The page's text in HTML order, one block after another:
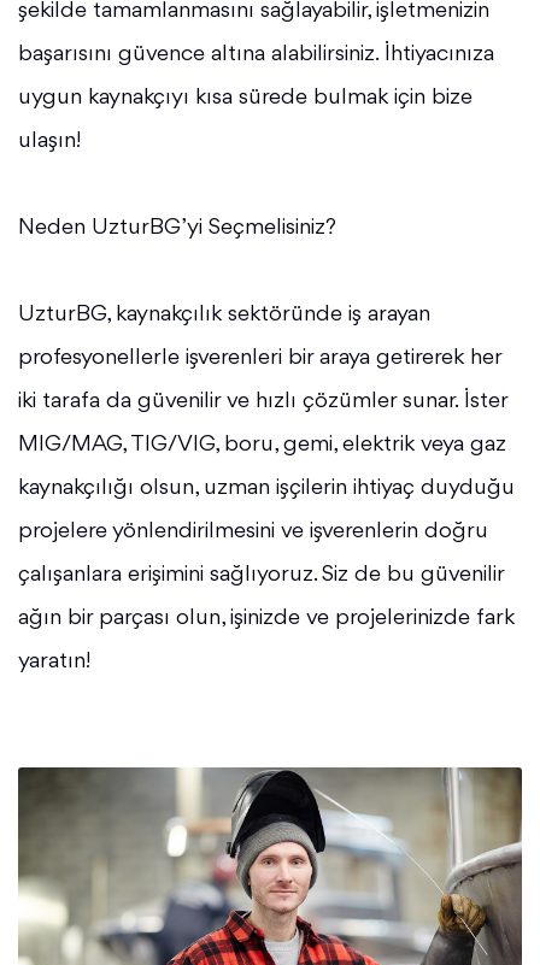
şekilde tamamlanmasını sağlayabilir, işletmenizin
başarısını güvence altına alabilirsiniz. İhtiyacınıza
uygun kaynakçıyı kısa sürede bulmak için bize
ulaşın!
Neden UzturBG’yi Seçmelisiniz?
UzturBG, kaynakçılık sektöründe iş arayan
profesyonellerle işverenleri bir araya getirerek her
iki tarafa da güvenilir ve hızlı çözümler sunar. İster
MIG/MAG, TIG/VIG, boru, gemi, elektrik veya gaz
kaynakçılığı olsun, uzman işçilerin ihtiyaç duyduğu
projelere yönlendirilmesini ve işverenlerin doğru
çalışanlara erişimini sağlıyoruz. Siz de bu güvenilir
ağın bir parçası olun, işinizde ve projelerinizde fark
yaratın!